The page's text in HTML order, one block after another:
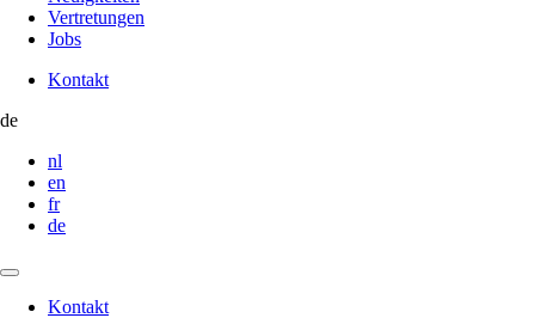
Vertretungen
Jobs
Contact
Kontakt
de
nl
en
fr
de
Kontakt